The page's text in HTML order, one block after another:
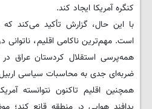
کنگره آمریکا ایجاد کند.
با این حال، گزارش تأکید می‌کند
است. مهم‌ترین ناکامی اقلیم،
ضربه‌ای جدی به محاسبات سیاسی اربیل
همچنین اقلیم تاکنون نتوانسته